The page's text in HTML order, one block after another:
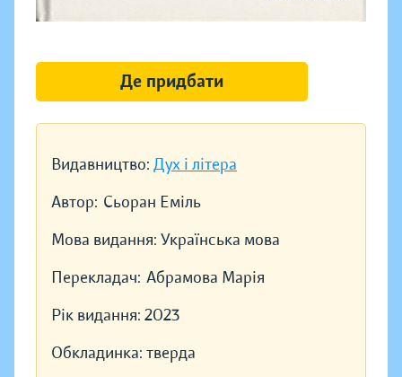
Видавництво: Дух і літера
Автор: Сьоран Еміль
Мова видання: Українська мова
Перекладач: Абрамова Марія
Рік видання: 2023
Обкладинка: тверда
Де придбати